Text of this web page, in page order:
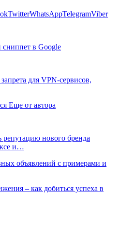
TwitterWhatsAppTelegramViber
в Google
для VPN-сервисов,
Еще от автора
нового бренда
и…
объявлений с примерами и
– как добиться успеха в